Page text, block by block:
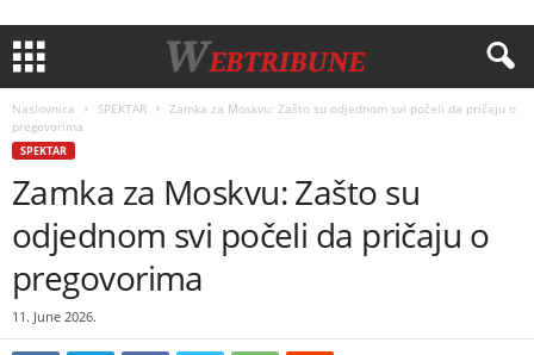
Naslovnica SPEKTAR
Zamka za Moskvu: Zašto su odjednom svi počeli da pričaju o
pregovorima
SPEKTAR
Zamka za Moskvu: Zašto su
odjednom svi počeli da pričaju o
pregovorima
11. June 2026.